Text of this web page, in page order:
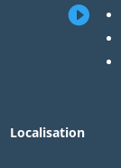

Localisation